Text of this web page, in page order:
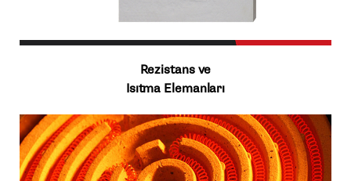
Rezistans ve
Isıtma Elemanları